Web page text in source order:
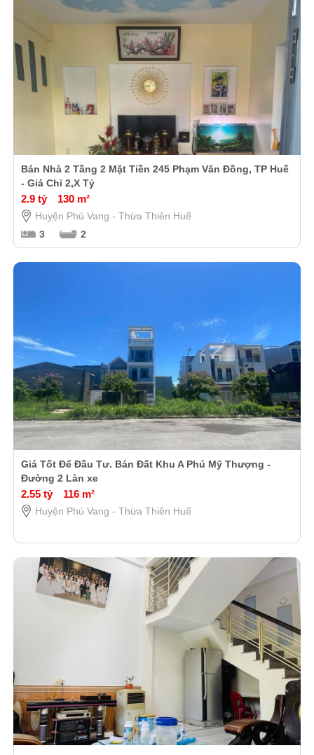
Bán Nhà 2 Tầng 2 Mặt Tiền 245 Phạm Văn Đồng, TP Huế
- Giá Chỉ 2,X Tỷ
2.9 tỷ 130 m²
Huyện Phú Vang - Thừa Thiên Huế
3
2
Giá Tốt Để Đầu Tư. Bán Đất Khu A Phú Mỹ Thượng -
Đường 2 Làn xe
2.55 tỷ 116 m²
Huyện Phú Vang - Thừa Thiên Huế